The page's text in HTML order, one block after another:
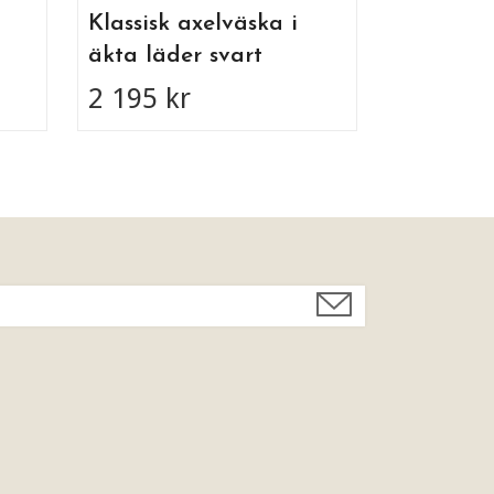
Klassisk axelväska i
äkta läder svart
2 195 kr